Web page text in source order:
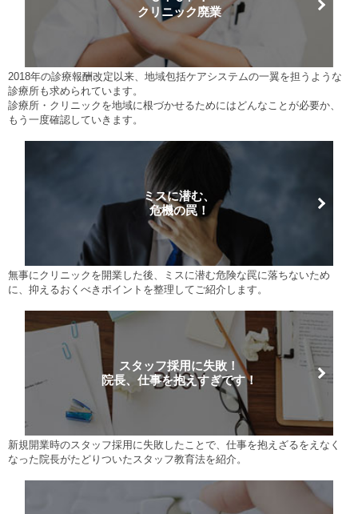
クリニック廃業
2018年の診療報酬改定以来、地域包括ケアシステムの一翼を担うような
診療所も求められています。
診療所・クリニックを地域に根づかせるためにはどんなことが必要か、
もう一度確認していきます。
ミスに潜む、
危機の罠！
無事にクリニックを開業した後、ミスに潜む危険な罠に落ちないため
に、抑えるおくべきポイントを整理してご紹介します。
スタッフ採用に失敗！
院長、仕事を抱えすぎです！
新規開業時のスタッフ採用に失敗したことで、仕事を抱えざるをえなく
なった院長がたどりついたスタッフ教育法を紹介。